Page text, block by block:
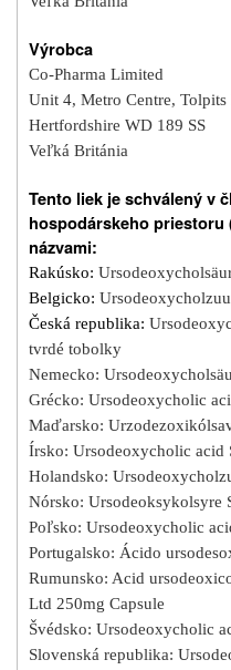
Výrobca
Co-Pharma Limited
Unit 4, Metro Centre, Tolpits
Hertfordshire WD 189 SS
Veľká Británia
Tento liek je schválený v
hospodárskeho priestoru
názvami:
Rakúsko:
Belgicko:
Česká republika:
tvrdé tobolky
Nemecko:
Grécko: Ursodeoxycholic
Maďarsko:
Írsko: Ursodeoxycholic acid
Holandsko:
Nórsko: Ursodeoksykolsyre
Poľsko: Ursodeoxycholic
Portugalsko: Ácido
Rumunsko: Acid
Ltd 250mg Capsule
Švédsko: Ursodeoxycholic
Slovenská republika: